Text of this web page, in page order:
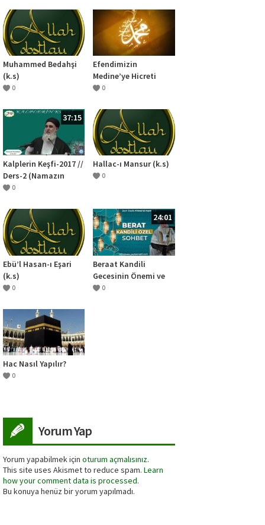
Muhammed Bedahşi
(k.s)
0
Efendimizin
Medine’ye Hicreti
0
37:15
Kalplerin Keşfi-2017 //
Ders-2 (Namazın
Faziletleri)
0
Hallac-ı Mansur (k.s)
0
Ebü’l Hasan-ı Eşari
(k.s)
0
24:01
Beraat Kandili
Gecesinin Önemi ve
Fazileti
0
Hac Nasıl Yapılır?
0
Yorum Yap
Yorum yapabilmek için oturum açmalısınız.
This site uses Akismet to reduce spam. Learn
how your comment data is processed.
Bu konuya henüz bir yorum yapılmadı.